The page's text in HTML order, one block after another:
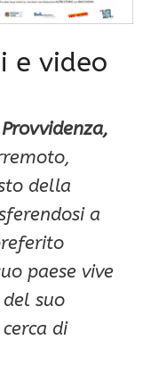
e video
Provvidenza,
della
a
paese vive
suo
di